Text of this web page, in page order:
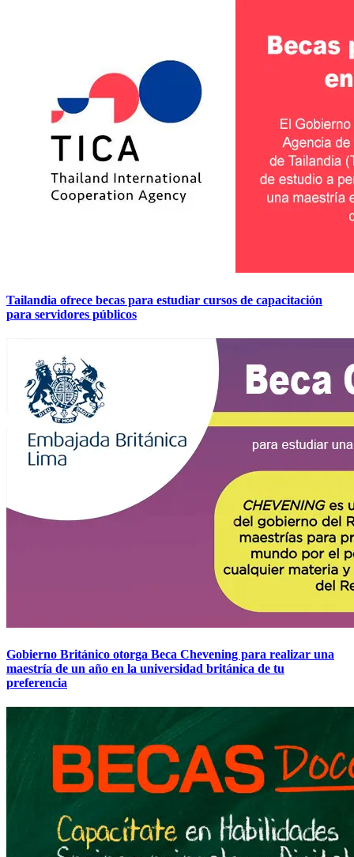
Tailandia ofrece becas para estudiar cursos de capacitación
para servidores públicos
Gobierno Británico otorga Beca Chevening para realizar una
maestría de un año en la universidad británica de tu
preferencia